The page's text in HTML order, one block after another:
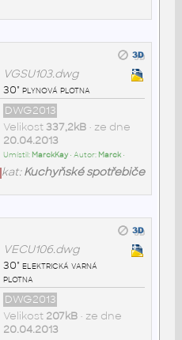
VGSU103.dwg
30" plynová plotna
kat:Kuchyňské spotřebiče
DWG2013
Velikost337,2kB• ze dne
20.04.2013
Umístil: MarckKay• Autor: Marck•
VECU106.dwg
30" elektrická varná
plotna
DWG2013
Velikost 207kB• ze dne
20.04.2013